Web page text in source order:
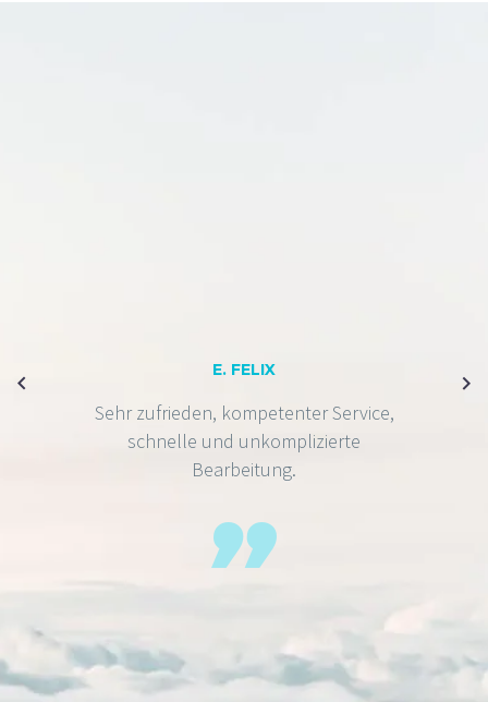
E. FELIX
Sehr zufrieden, kompetenter Service,
schnelle und unkomplizierte
Bearbeitung.